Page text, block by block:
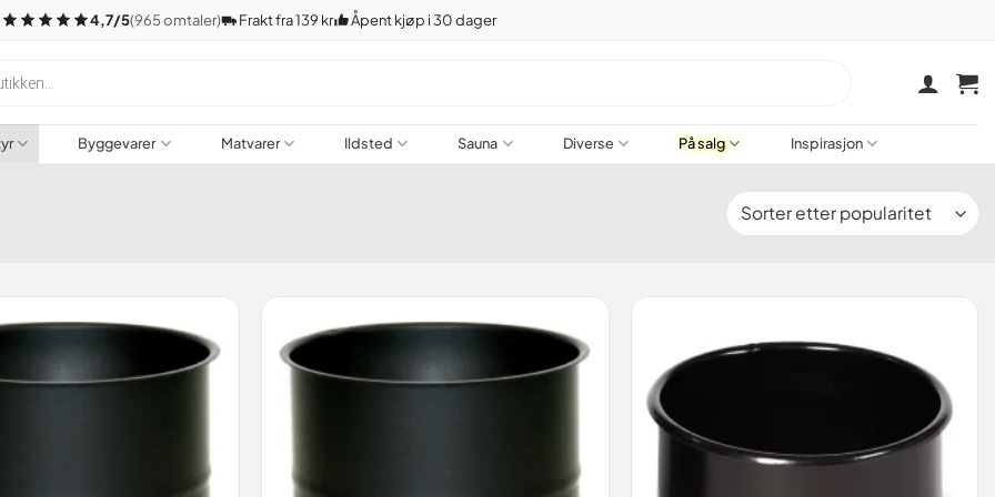
4,7/5(965 omtaler) Frakt fra 139 kr Åpent kjøp i 30 dager
Byggevarer Matvarer Ildsted Sauna Diverse På salg Inspirasjon